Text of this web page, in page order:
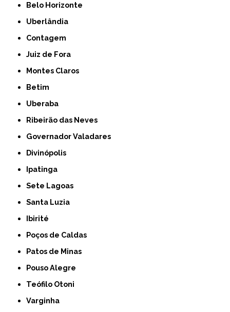
Belo Horizonte
Uberlândia
Contagem
Juiz de Fora
Montes Claros
Betim
Uberaba
Ribeirão das Neves
Governador Valadares
Divinópolis
Ipatinga
Sete Lagoas
Santa Luzia
Ibirité
Poços de Caldas
Patos de Minas
Pouso Alegre
Teófilo Otoni
Varginha